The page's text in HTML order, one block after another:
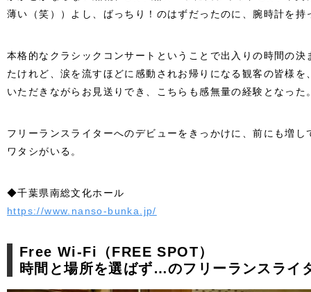
薄い（笑））よし、ばっちり！のはずだったのに、腕時計を
本格的なクラシックコンサートということで出入りの時間の
たけれど、涙を流すほどに感動されお帰りになる観客の皆様
いただきながらお見送りでき、こちらも感無量の経験となった
フリーランスライターへのデビューをきっかけに、前にも増
ワタシがいる。
◆千葉県南総文化ホール
https://www.nanso-bunka.jp/
Free Wi-Fi（FREE SPOT）
時間と場所を選ばず…のフリーランスライ